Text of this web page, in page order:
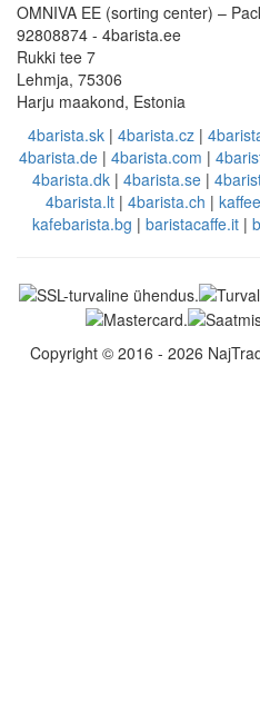
OMNIVA EE (sorting center) –
92808874 - 4barista.ee
Rukki tee 7
Lehmja, 75306
Harju maakond, Estonia
4barista.sk| 4barista.cz|
4barista.de | 4barista.com |
4barista.dk | 4barista.se |
4barista.lt| 4barista.ch |
kafebarista.bg | baristacaffe.it|
Copyright © 2016 - 2026